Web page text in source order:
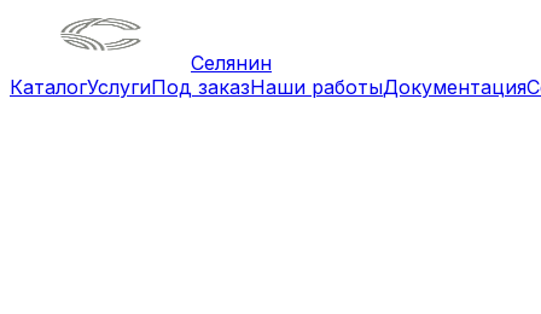
Селянин
КаталогУслугиПод заказНаши работыДокументация